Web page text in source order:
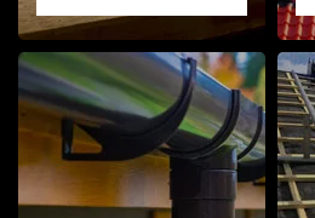
Isolation de toiture
40